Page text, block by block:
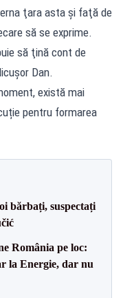
ţara asta şi faţă de
să se exprime.
să ţină cont de
Dan.
există mai
pentru formarea
bărbați, suspectați
România pe loc:
la Energie, dar nu